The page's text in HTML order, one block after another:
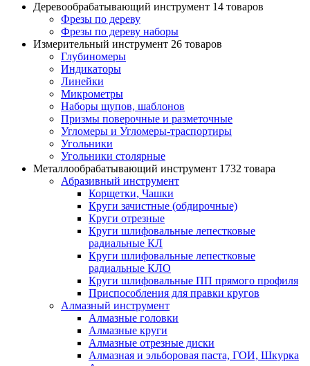
Деревообрабатывающий инструмент 14 товаров
Фрезы по дереву
Фрезы по дереву наборы
Измерительный инструмент 26 товаров
Глубиномеры
Индикаторы
Линейки
Микрометры
Наборы щупов, шаблонов
Призмы поверочные и разметочные
Угломеры и Угломеры-траспортиры
Угольники
Угольники столярные
Металлообрабатывающий инструмент 1732 товара
Абразивный инструмент
Корщетки, Чашки
Круги зачистные (обдирочные)
Круги отрезные
Круги шлифовальные лепестковые
радиальные КЛ
Круги шлифовальные лепестковые
радиальные КЛО
Круги шлифовальные ПП прямого профиля
Приспособления для правки кругов
Алмазный инструмент
Алмазные головки
Алмазные круги
Алмазные отрезные диски
Алмазная и эльборовая паста, ГОИ, Шкурка